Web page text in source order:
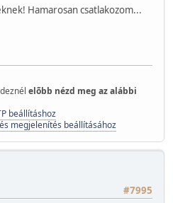
Hamarosan csatlakozom...
elõbb nézd meg az alábbi
beállításhoz
megjelenítés beállításához
#7995